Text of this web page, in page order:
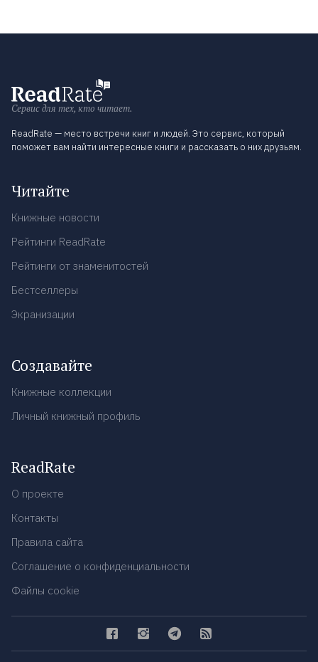
Сервис для тех, кто читает.
ReadRate — место встречи книг и людей. Это сервис, который
поможет вам найти интересные книги и рассказать о них друзьям.
Читайте
Книжные новости
Рейтинги ReadRate
Рейтинги от знаменитостей
Бестселлеры
Экранизации
Создавайте
Книжные коллекции
Личный книжный профиль
ReadRate
О проекте
Контакты
Правила сайта
Соглашение о конфиденциальности
Файлы cookie